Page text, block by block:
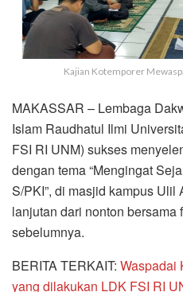
Kajian Kotemporer
MAKASSAR – Lembaga
Islam Raudhatul Ilmi
FSI RI UNM) sukses
dengan tema “Mengingat
S/PKI”, di masjid kampus Ulil
lanjutan dari nonton bersama
sebelumnya.
BERITA TERKAIT: Waspadai
yang dilakukan LDK FSI RI